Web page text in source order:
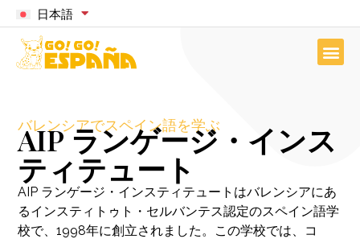
日本語
バレンシアでスペイン語を学ぶ
AIP ランゲージ・インス
ティテュート
AIP ランゲージ・インスティテュートはバレンシアにあ
るインスティトゥト・セルバンテス認定のスペイン語学
校で、1998年に創立されました。この学校では、コ